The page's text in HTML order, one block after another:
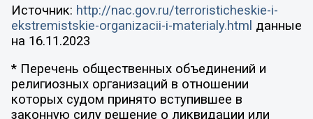
Источник: http://nac.gov.ru/terroristicheskie-i-
ekstremistskie-organizacii-i-materialy.html данные
на 16.11.2023
* Перечень общественных объединений и
религиозных организаций в отношении
которых судом принято вступившее в
законную силу решение о ликвидации или